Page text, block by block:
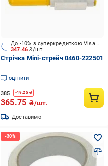
347.46₴/шт.
До -10% з суперкредиткою Visa Вигода
Стрічка Mini-стрейч 0460-222501
оцінити
385 -19.25₴
365.75 ₴/шт.
Доставимо